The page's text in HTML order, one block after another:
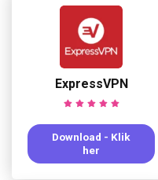
ExpressVPN
Download - Klik
her